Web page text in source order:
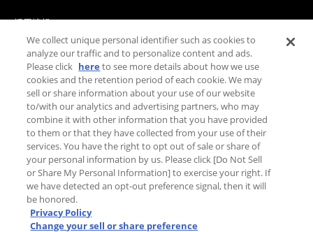
採用情報 JTEKT STORIES
JTEKT SPORTS
JTEKT ENGINEERING JOURNAL
施設紹介
お問い合わせ
個人情報保護方針
利用規約
利用者情報の外部送信について
We collect unique personal identifier such as cookies to
analyze our traffic and to personalize content and ads.
Please click here to see more details about how we use
cookies and the retention period of each cookie. We may
sell or share information about your use of our website
to/with our analytics and advertising partners, who may
combine it with other information that you have provided
to them or that they have collected from your use of their
services. You have the right to opt out of sale or share of
your personal information by us. Please click [Do Not Sell
or Share My Personal Information] to exercise your right. If
we have detected an opt-out preference signal, then it will
be honored.
Privacy Policy
Change your sell or share preference